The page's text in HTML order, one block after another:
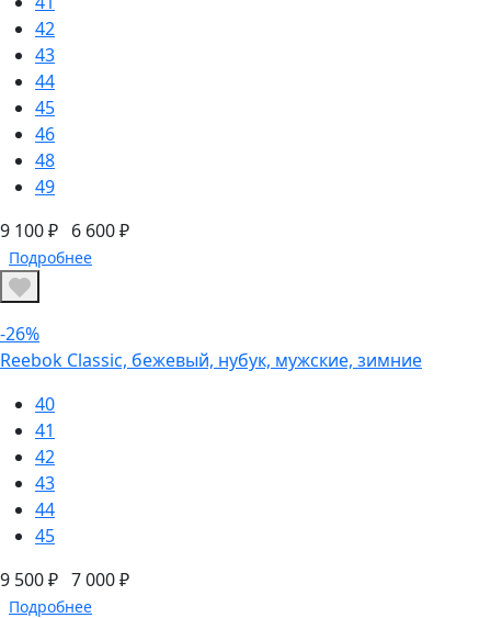
42
43
44
45
46
48
49
9 100 ₽ 6 600 ₽
Подробнее
-26%
Reebok Classic, бежевый, нубук, мужские, зимние
40
41
42
43
44
45
9 500 ₽ 7 000 ₽
Подробнее